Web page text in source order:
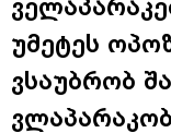
უმეტეს
ვსაუბრობ